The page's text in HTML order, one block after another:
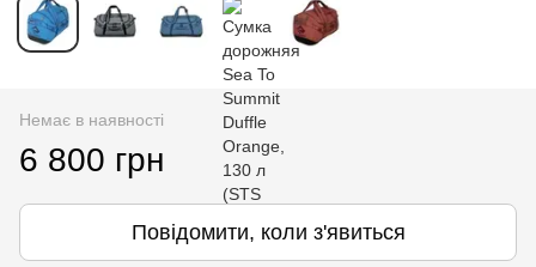
Немає в наявності
6 800 грн
Повідомити, коли з'явиться